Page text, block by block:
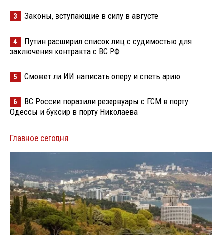
3 Законы, вступающие в силу в августе
4
Путин расширил список лиц с судимостью для
заключения контракта с ВС РФ
5 Сможет ли ИИ написать оперу и спеть арию
6
ВС России поразили резервуары с ГСМ в порту
Одессы и буксир в порту Николаева
Главное сегодня